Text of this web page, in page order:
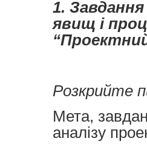
1.
явищ і
Розкрийте
Мета,
аналізу